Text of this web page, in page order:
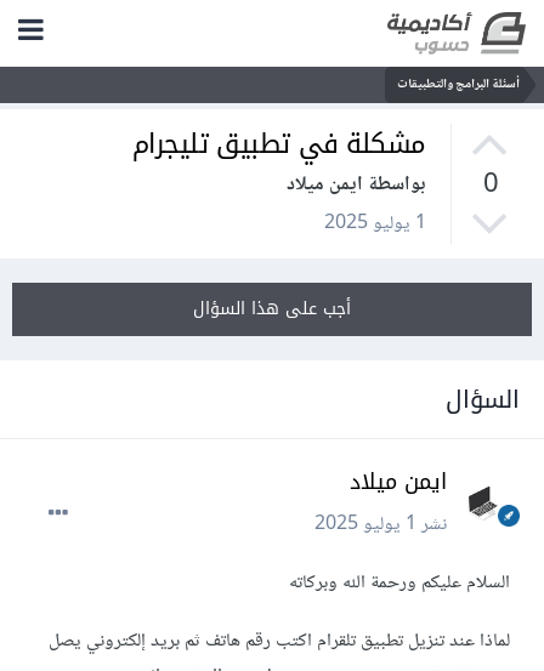
أسئلة البرامج والتطبيقات
0
مشكلة في تطبيق تليجرام
بواسطة ايمن ميلاد
1 يوليو 2025
أجب على هذا السؤال
السؤال
ايمن ميلاد
نشر1 يوليو 2025
السلام عليكم ورحمة الله وبركاته
لماذا عند تنزيل تطبيق تلقرام اكتب رقم هاتف ثم بريد إلكتروني يصل